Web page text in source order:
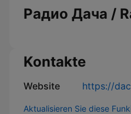
Радио Дача /
Kontakte
Website https://
Aktualisieren Sie diese